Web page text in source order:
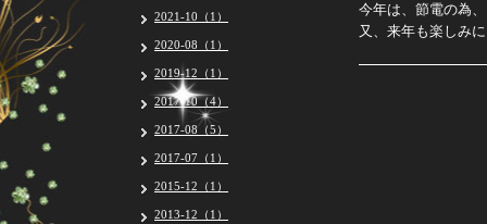
今年は、節電の為
又、来年も楽しみ
2021-10（1）
2020-08（1）
2019-12（1）
2017-10（4）
2017-08（5）
2017-07（1）
2015-12（1）
2013-12（1）